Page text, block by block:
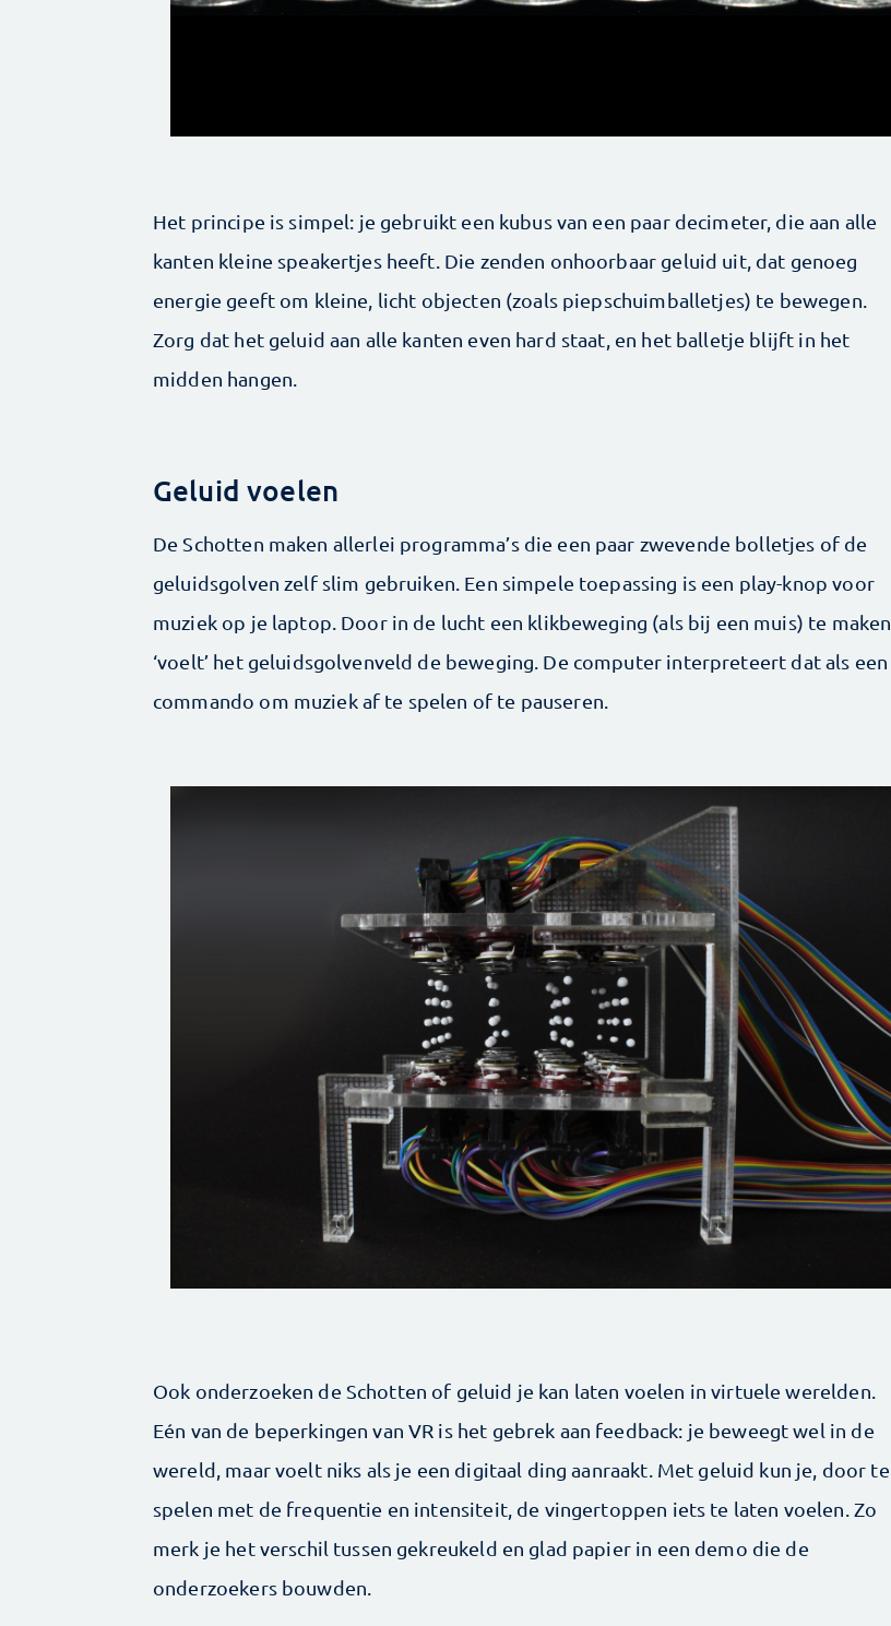
Het principe is simpel: je gebruikt een kubus van een paar decimeter, die aan alle
kanten kleine speakertjes heeft. Die zenden onhoorbaar geluid uit, dat genoeg
energie geeft om kleine, licht objecten (zoals piepschuimballetjes) te bewegen.
Zorg dat het geluid aan alle kanten even hard staat, en het balletje blijft in het
midden hangen.
Geluid voelen
De Schotten maken allerlei programma’s die een paar zwevende bolletjes of de
geluidsgolven zelf slim gebruiken. Een simpele toepassing is een play-knop voor
muziek op je laptop. Door in de lucht een klikbeweging (als bij een muis) te maken,
‘voelt’ het geluidsgolvenveld de beweging. De computer interpreteert dat als een
commando om muziek af te spelen of te pauseren.
Ook onderzoeken de Schotten of geluid je kan laten voelen in virtuele werelden.
Eén van de beperkingen van VR is het gebrek aan feedback: je beweegt wel in de
wereld, maar voelt niks als je een digitaal ding aanraakt. Met geluid kun je, door te
spelen met de frequentie en intensiteit, de vingertoppen iets te laten voelen. Zo
merk je het verschil tussen gekreukeld en glad papier in een demo die de
onderzoekers bouwden.